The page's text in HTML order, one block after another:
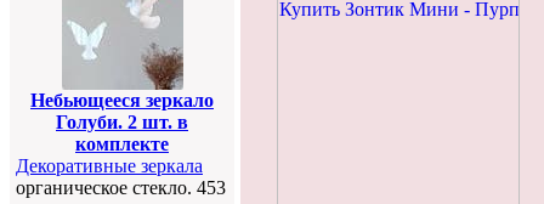
Небьющееся зеркало
Голуби. 2 шт. в
комплекте
Декоративные зеркала
органическое стекло. 453